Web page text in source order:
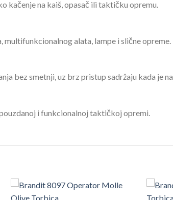
kačenje na kaiš, opasač ili taktičku opremu.
multifunkcionalnog alata, lampe i slične opreme.
bez smetnji, uz brz pristup sadržaju kada je
i funkcionalnoj taktičkoj opremi.